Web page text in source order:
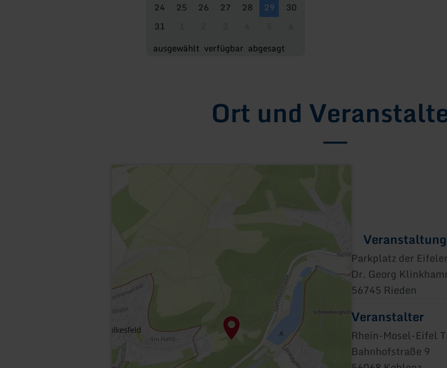
24
25 26 27 28 29
30
31
ausgewählt verfügbar abgesagt
Ort und
Parkplatz der
Dr. Georg
56745 Rieden
Veranstalter
Rhein-Mosel-Eifel
Bahnhofstraße 9